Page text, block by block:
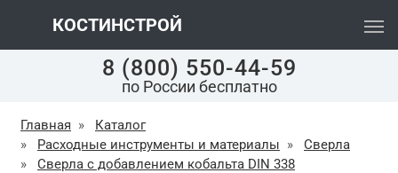
КОСТИНСТРОЙ
8 (800) 550-44-59
по России бесплатно
Главная »
Каталог
»
Расходные инструменты и материалы »
Сверла
»
Сверла с добавлением кобальта DIN 338